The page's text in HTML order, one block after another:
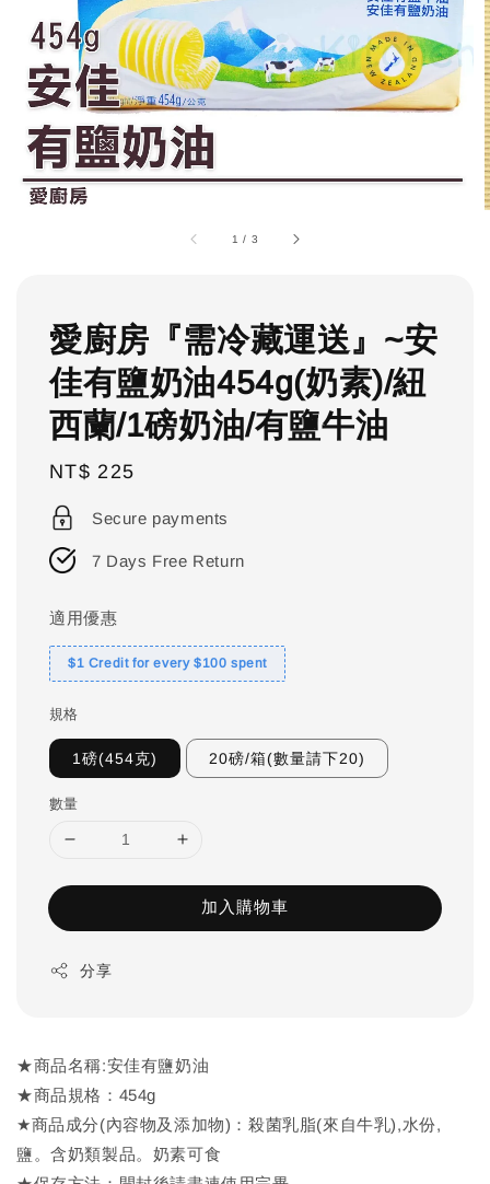
1 / 3
愛廚房『需冷藏運送』~安
佳有鹽奶油454g(奶素)/紐
西蘭/1磅奶油/有鹽牛油
Regular
price
NT$ 225
Secure payments
7 Days Free Return
適用優惠
$1 Credit for every $100 spent
規格
1磅(454克) 20磅/箱(數量請下20)
數量
加入購物車
分享
★商品名稱:安佳有鹽奶油
★商品規格：454g
★商品成分(內容物及添加物)：殺菌乳脂(來自牛乳),水份,
鹽。含奶類製品。奶素可食